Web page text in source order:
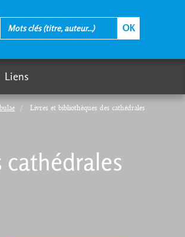
Livres et bibliothèques des cathédrales
Liens